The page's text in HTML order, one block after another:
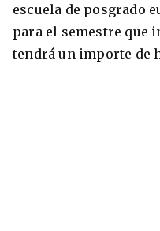
escuela de posgrado
para el semestre que
tendrá un importe de